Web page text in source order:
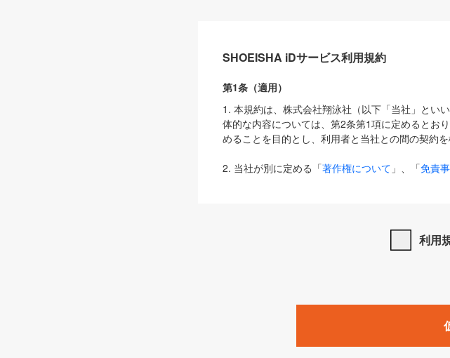
SHOEISHA iDサービス利用規約
第1条（適用）
1. 本規約は、株式会社翔泳社（以下「当社」とい
体的な内容については、第2条第1項に定めるとお
めることを目的とし、利用者と当社との間の契約を
2. 当社が別に定める「著作権について 」、「免責
は、本規約の規定が優先して適用されるものとしま
1. 「本サービス」とは、当社が提供する以下のサ
みます）及びこれらサービスに関連して当社が実
「SEBook」「SEShop」「CodeZine」「
利用